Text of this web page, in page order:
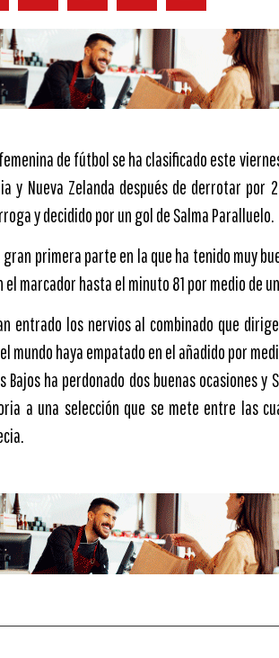
de fútbol se ha clasificado este
y Nueva Zelanda después de derrotar por
y decidido por un gol de Salma Paralluelo.
gran primera parte en la que ha tenido muy
el marcador hasta el minuto 81 por medio de
entrado los nervios al combinado que
mundo haya empatado en el añadido por
Bajos ha perdonado dos buenas ocasiones
a una selección que se mete entre las